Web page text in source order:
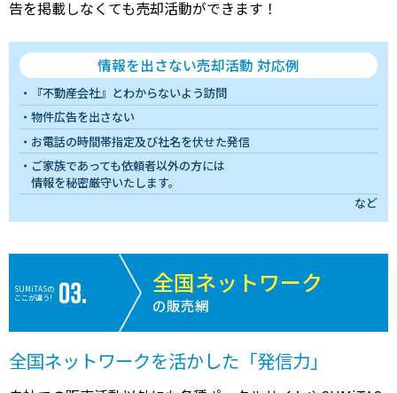
告を掲載しなくても売却活動ができます！
情報を出さない売却活動 対応例
『不動産会社』とわからないよう訪問
物件広告を出さない
お電話の時間帯指定及び社名を伏せた発信
ご家族であっても依頼者以外の方には
情報を秘密厳守いたします。
など
SUMiTASの
ここが違う!
全国ネットワーク
の販売網
全国ネットワークを活かした「発信力」